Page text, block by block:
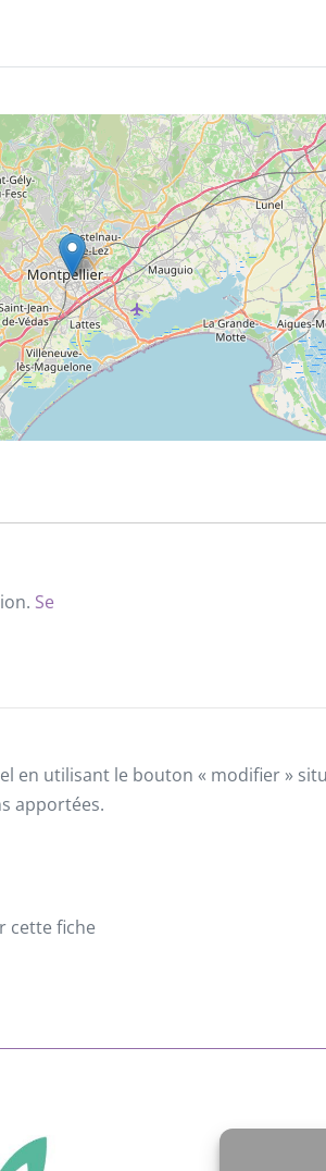
Se
en utilisant le bouton « modifier »
apportées.
cette fiche